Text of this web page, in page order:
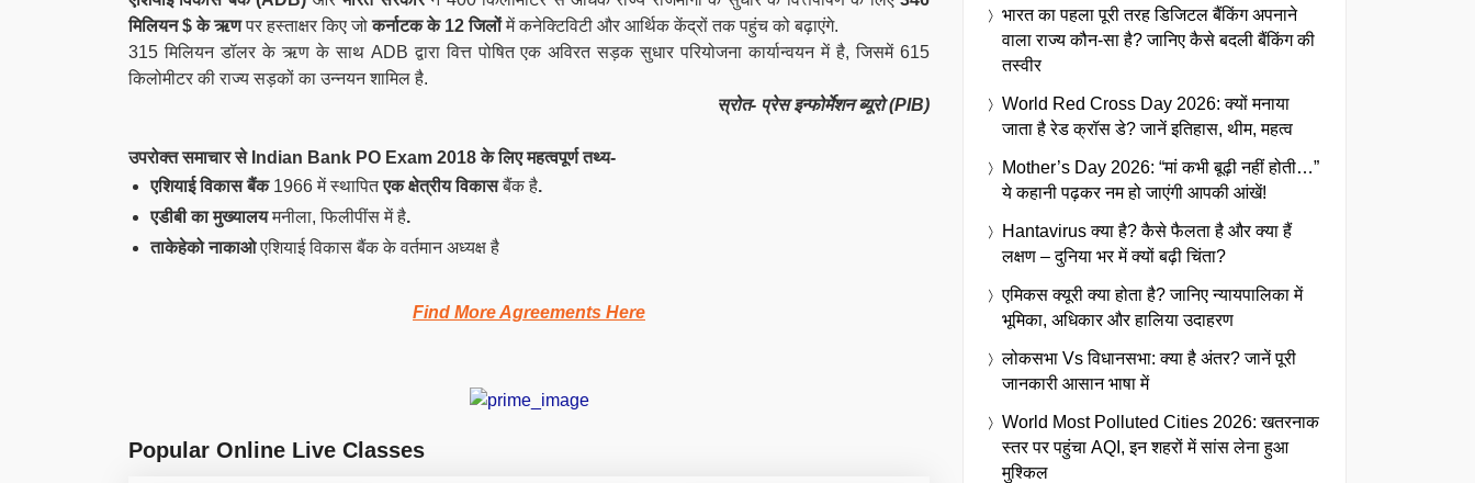
मिलियन $ के ऋणपर हस्ताक्षर किए जोकर्नाटक के 12 जिलोंमें कनेक्टिविटी और आर्थिक केंद्रों तक पहुंच को बढ़ाएंगे.
315 मिलियन डॉलर के ऋण के साथ ADB द्वारा वित्त पोषित एक अविरत सड़क सुधार परियोजना कार्यान्वयन में है, जिसमें 615
किलोमीटर की राज्य सड़कों का उन्नयन शामिल है.
स्रोत- प्रेस इन्फोर्मेशन ब्यूरो (PIB)
उपरोक्त समाचार से Indian Bank PO Exam 2018 के लिए महत्वपूर्ण तथ्य-
एशियाई विकास बैंक1966 में स्थापितएक क्षेत्रीय विकासबैंक है.
एडीबी का मुख्यालयमनीला, फिलीपींस में है.
ताकेहेको नाकाओएशियाई विकास बैंक के वर्तमान अध्यक्ष है
Find More Agreements Here
Popular Online Live Classes
भारत का पहला पूरी तरह डिजिटल बैंकिंग अपनाने
वाला राज्य कौन-सा है? जानिए कैसे बदली बैंकिंग की
तस्वीर
World Red Cross Day 2026: क्यों मनाया
जाता है रेड क्रॉस डे? जानें इतिहास, थीम, महत्व
Mother’s Day 2026: “मां कभी बूढ़ी नहीं होती…”
ये कहानी पढ़कर नम हो जाएंगी आपकी आंखें!
Hantavirus क्या है? कैसे फैलता है और क्या हैं
लक्षण – दुनिया भर में क्यों बढ़ी चिंता?
एमिकस क्यूरी क्या होता है? जानिए न्यायपालिका में
भूमिका, अधिकार और हालिया उदाहरण
लोकसभा Vs विधानसभा: क्या है अंतर? जानें पूरी
जानकारी आसान भाषा में
World Most Polluted Cities 2026: खतरनाक
स्तर पर पहुंचा AQI, इन शहरों में सांस लेना हुआ
मुश्किल